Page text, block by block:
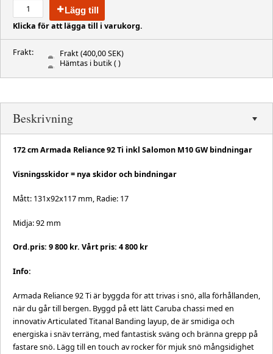
Lägg till
Klicka för att lägga till i varukorg.
Frakt: Frakt(400,00 SEK)
Hämtas i butik( )
Beskrivning
172 cm Armada Reliance 92 Ti inkl Salomon M10 GW bindningar
Visningsskidor = nya skidor och bindningar
Mått: 131x92x117 mm, Radie: 17
Midja: 92 mm
Ord.pris: 9 800 kr. Vårt pris: 4 800 kr
Info:
Armada Reliance 92 Ti är byggda för att trivas i snö, alla förhållanden,
när du går till bergen. Byggd på ett lätt Caruba chassi med en
innovativ Articulated Titanal Banding layup, de är smidiga och
energiska i snäv terräng, med fantastisk sväng och bränna grepp på
fastare snö. Lägg till en touch av rocker för mjuk snö mångsidighet